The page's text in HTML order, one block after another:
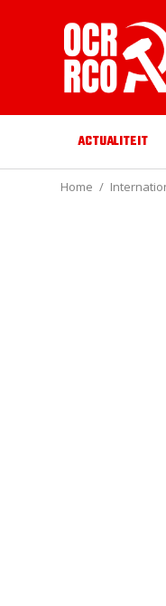
ACTUALITEIT
Home